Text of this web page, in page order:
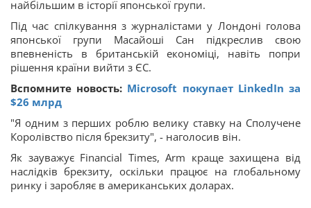
найбільшим в історії японської групи.
Під час спілкування з журналістами у Лондоні голова
японської групи Масайоші Сан підкреслив свою
впевненість в британській економіці, навіть попри
рішення країни вийти з ЄС.
Вспомните новость: Microsoft покупает LinkedIn за
$26 млрд
"Я одним з перших роблю велику ставку на Сполучене
Королівство після брекзиту", - наголосив він.
Як зауважує Financial Times, Arm краще захищена від
наслідків брекзиту, оскільки працює на глобальному
ринку і заробляє в американських доларах.